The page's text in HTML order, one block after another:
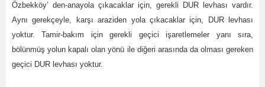
Özbekköy’ den-anayola çıkacaklar için, gerekli DUR levhası vardır.
Aynı gerekçeyle, karşı araziden yola çıkacaklar için, DUR levhası
yoktur. Tamir-bakım için gerekli geçici işaretlemeler yanı sıra,
bölünmüş yolun kapalı olan yönü ile diğeri arasında da olması gereken
geçici DUR levhası yoktur.